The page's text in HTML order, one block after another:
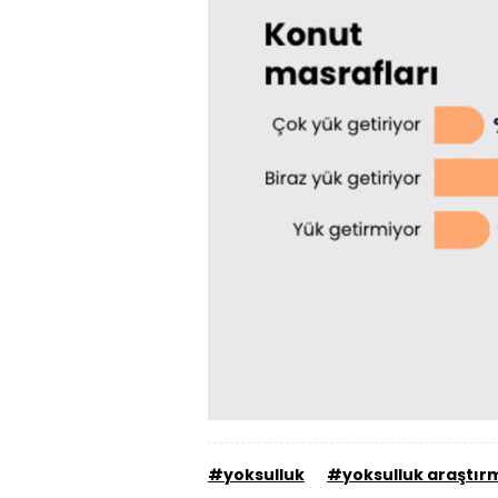
#yoksulluk #yoksulluk